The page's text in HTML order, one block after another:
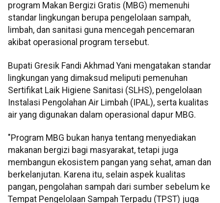
program Makan Bergizi Gratis (MBG) memenuhi
standar lingkungan berupa pengelolaan sampah,
limbah, dan sanitasi guna mencegah pencemaran
akibat operasional program tersebut.
Bupati Gresik Fandi Akhmad Yani mengatakan standar
lingkungan yang dimaksud meliputi pemenuhan
Sertifikat Laik Higiene Sanitasi (SLHS), pengelolaan
Instalasi Pengolahan Air Limbah (IPAL), serta kualitas
air yang digunakan dalam operasional dapur MBG.
"Program MBG bukan hanya tentang menyediakan
makanan bergizi bagi masyarakat, tetapi juga
membangun ekosistem pangan yang sehat, aman dan
berkelanjutan. Karena itu, selain aspek kualitas
pangan, pengolahan sampah dari sumber sebelum ke
Tempat Pengelolaan Sampah Terpadu (TPST) juga